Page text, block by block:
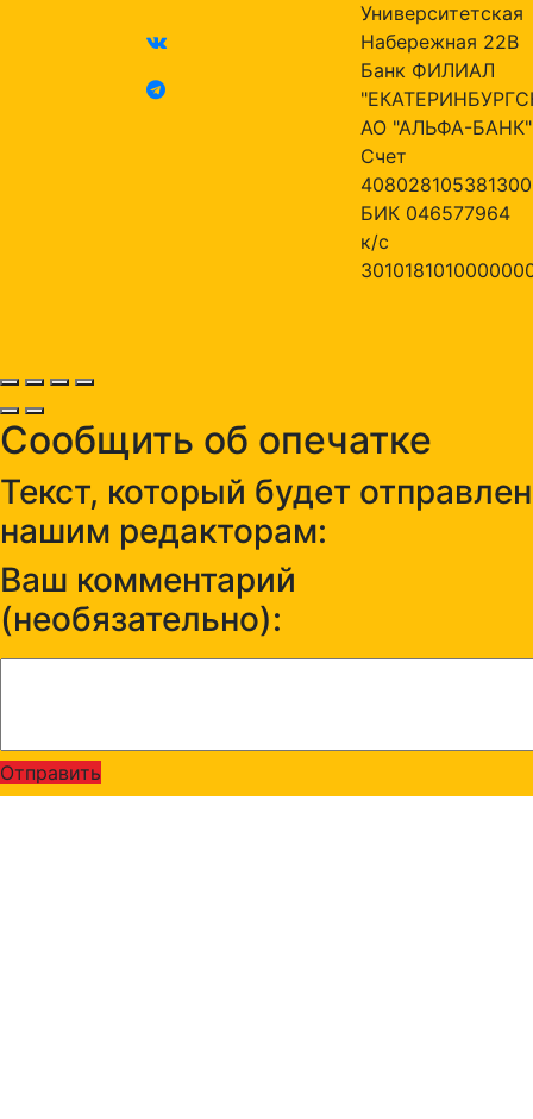
Университетская
Набережная 22В
Банк ФИЛИАЛ
АО "АЛЬФА-БАНК"
Счет
БИК 046577964
к/с
Сообщить об опечатке
Текст, который будет отправлен
нашим редакторам:
Ваш комментарий
(необязательно):
Отправить